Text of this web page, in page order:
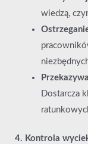
wiedzą,
Dostarcza
4. Kontrola